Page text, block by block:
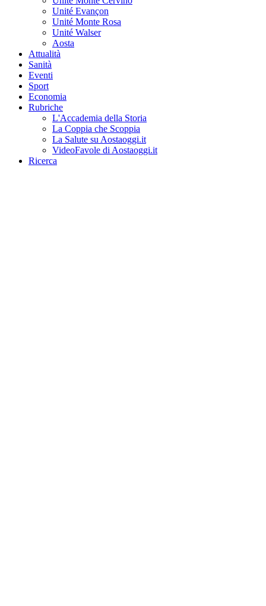
Unité Evançon
Unité Monte Rosa
Unité Walser
Aosta
Attualità
Sanità
Eventi
Sport
Economia
Rubriche
L'Accademia della Storia
La Coppia che Scoppia
La Salute su Aostaoggi.it
VideoFavole di Aostaoggi.it
Ricerca